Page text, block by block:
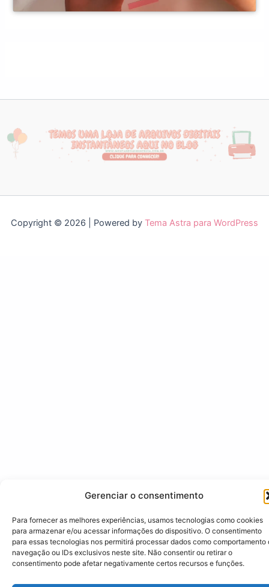
Gerenciar o consentimento
Para fornecer as melhores experiências, usamos tecnologias como cookies
para armazenar e/ou acessar informações do dispositivo. O consentimento
para essas tecnologias nos permitirá processar dados como comportamento
navegação ou IDs exclusivos neste site. Não consentir ou retirar o
consentimento pode afetar negativamente certos recursos e funções.
Copyright © 2026 | Powered by Tema Astra para WordPress